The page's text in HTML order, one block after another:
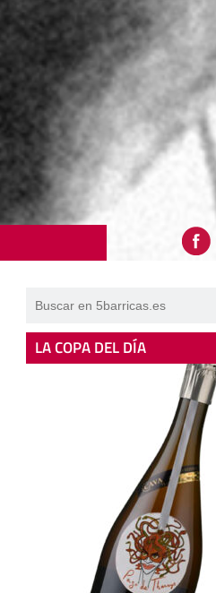
LA COPA DEL DÍA